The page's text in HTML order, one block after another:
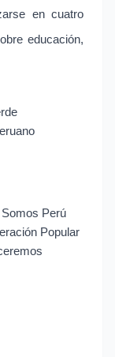
en cuatro
educación,
Perú
Popular